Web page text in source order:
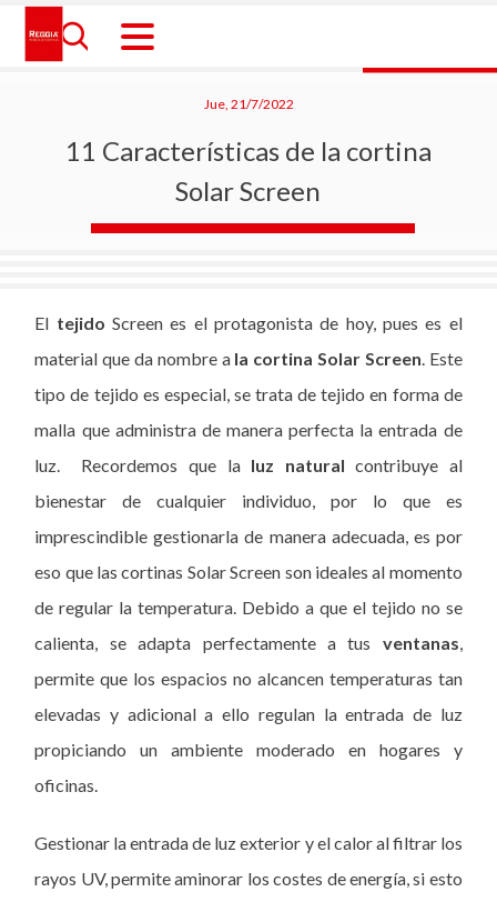
Skip
content
Jue, 21/7/2022
11 Características de la cortina
Solar Screen
El tejido Screen es el protagonista de hoy, pues es el
material que da nombre a la cortina Solar Screen. Este
tipo de tejido es especial, se trata de tejido en forma de
malla que administra de manera perfecta la entrada de
luz. Recordemos que la luz natural contribuye al
bienestar de cualquier individuo, por lo que es
imprescindible gestionarla de manera adecuada, es por
eso que las cortinas Solar Screen son ideales al momento
de regular la temperatura. Debido a que el tejido no se
calienta, se adapta perfectamente a tus ventanas,
permite que los espacios no alcancen temperaturas tan
elevadas y adicional a ello regulan la entrada de luz
propiciando un ambiente moderado en hogares y
oficinas.
Gestionar la entrada de luz exterior y el calor al filtrar los
rayos UV, permite aminorar los costes de energía, si esto